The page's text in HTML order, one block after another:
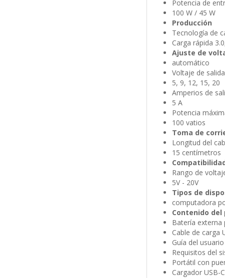
Potencia de
100 W / 45 W
Producción
Tecnología de
Carga rápida
Ajuste de
automático
Voltaje de salida
5, 9, 12, 15, 20
Amperios de
5 A
Potencia
100 vatios
Toma de
Longitud del
15 centímetros
Rango de
5V - 20V
Tipos de
computadora
Contenido del
Batería externa
Cable de carga
Guía del usuario
Requisitos del
Portátil con
Cargador USB-